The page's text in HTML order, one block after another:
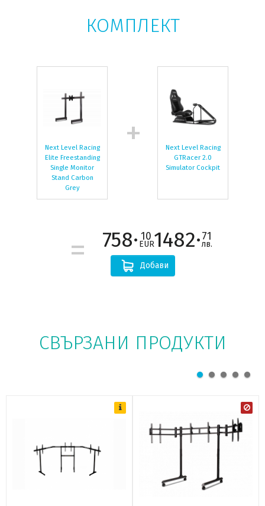
КОМПЛЕКТ
Next Level Racing
Elite Freestanding
Single Monitor
Stand Carbon
Grey
Next Level Racing
GTRacer 2.0
Simulator Cockpit
758· 10
EUR1482·71
лв.
Добави
СВЪРЗАНИ ПРОДУКТИ